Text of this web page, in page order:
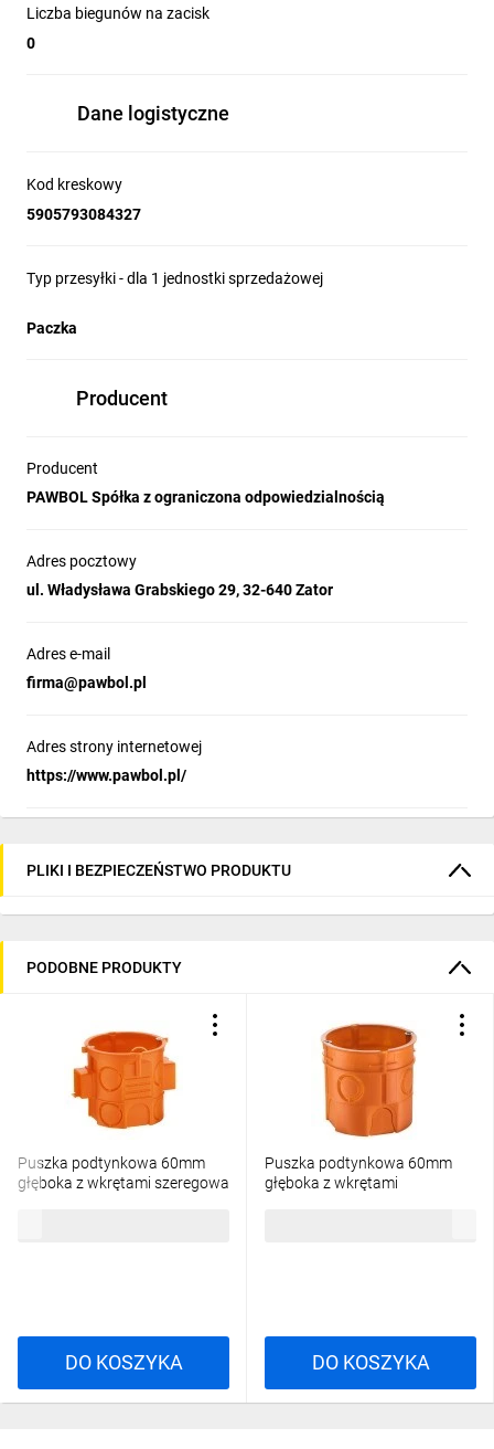
Liczba biegunów na zacisk
0
Dane logistyczne
Kod kreskowy
5905793084327
Typ przesyłki - dla 1 jednostki sprzedażowej
Paczka
Producent
Producent
PAWBOL Spółka z ograniczona odpowiedzialnością
Adres pocztowy
ul. Władysława Grabskiego 29, 32-640 Zator
Adres e-mail
firma@pawbol.pl
Adres strony internetowej
https://www.pawbol.pl/
PLIKI I BEZPIECZEŃSTWO PRODUKTU
PODOBNE PRODUKTY
Puszka podtynkowa 60mm
głęboka z wkrętami szeregowa
DO KOSZYKA
Puszka podtynkowa 60mm
głęboka z wkrętami
DO KOSZYKA